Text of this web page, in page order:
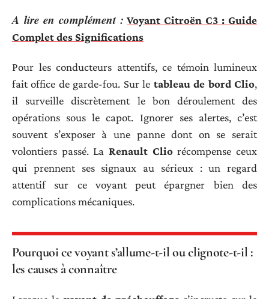
A lire en complément : Voyant Citroën C3 : Guide
Complet des Significations
Pour les conducteurs attentifs, ce témoin lumineux
fait office de garde-fou. Sur le tableau de bord Clio,
il surveille discrètement le bon déroulement des
opérations sous le capot. Ignorer ses alertes, c’est
souvent s’exposer à une panne dont on se serait
volontiers passé. La Renault Cliorécompense ceux
qui prennent ses signaux au sérieux : un regard
attentif sur ce voyant peut épargner bien des
complications mécaniques.
Pourquoi ce voyant s’allume-t-il ou clignote-t-il :
les causes à connaître